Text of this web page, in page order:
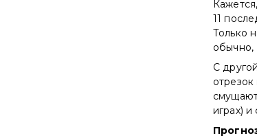
11
Только
обычно,
С
играх)